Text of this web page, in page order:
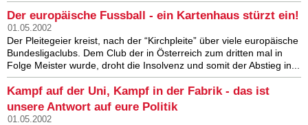
Der europäische Fussball - ein Kartenhaus stürzt ein!
01.05.2002
Der Pleitegeier kreist, nach der “Kirchpleite” über viele europäische
Bundesligaclubs. Dem Club der in Österreich zum dritten mal in
Folge Meister wurde, droht die Insolvenz und somit der Abstieg in...
Kampf auf der Uni, Kampf in der Fabrik - das ist
unsere Antwort auf eure Politik
01.05.2002